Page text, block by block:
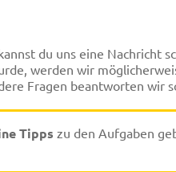
du uns eine Nachricht
werden wir
Fragen beantworten wir
Tipps zu den Aufgaben